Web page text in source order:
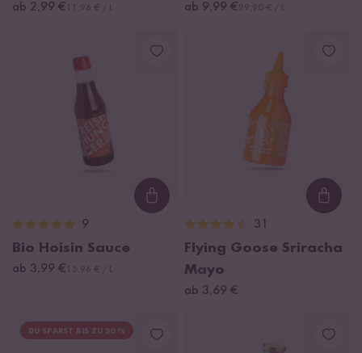
ab 2,99 € ab 9,99 €
Loading...
9
Bio Hoisin Sauce
ab 3,99 €
31
Flying Goose Sriracha
Mayo
ab 3,69 €
DU SPARST BIS ZU 20 %